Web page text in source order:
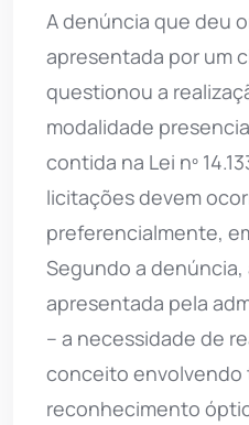
A denúncia que deu
apresentada por um
questionou a
modalidade
contida na Lei nº
licitações devem
preferencialmente,
Segundo a
apresentada pela
– a necessidade de
conceito envolvendo
reconhecimento